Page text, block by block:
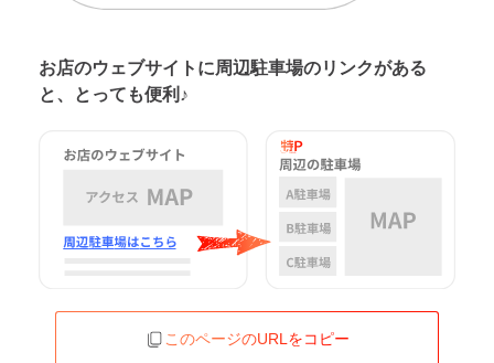
お店のウェブサイトに周辺駐車場のリンクがある
と、とっても便利♪
このページのURLをコピー